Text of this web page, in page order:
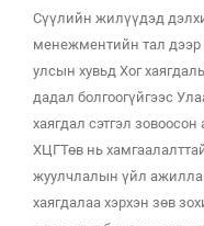
Сүүлийн жилүүдэд
менежментийн тал дээр
улсын хувьд Хог
дадал болгоогүйгээс
хаягдал сэтгэл
ХЦГТөв нь
жуулчлалын үйл
хаягдалаа хэрхэн зөв